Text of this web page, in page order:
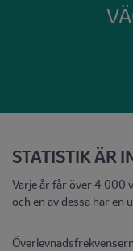
STATISTIK ÄR
Varje år får över 4 000
och en av dessa har en